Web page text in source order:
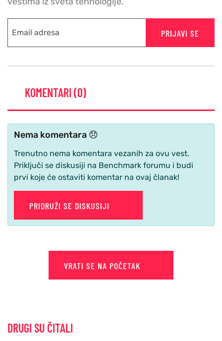
PRIJAVI SE
KOMENTARI (0)
Nema komentara 😞
Trenutno nema komentara vezanih za ovu vest.
Priključi se diskusiji na Benchmark forumu i budi
prvi koje će ostaviti komentar na ovaj članak!
PRIDRUŽI SE DISKUSIJI
VRATI SE NA POČETAK
DRUGI SU ČITALI